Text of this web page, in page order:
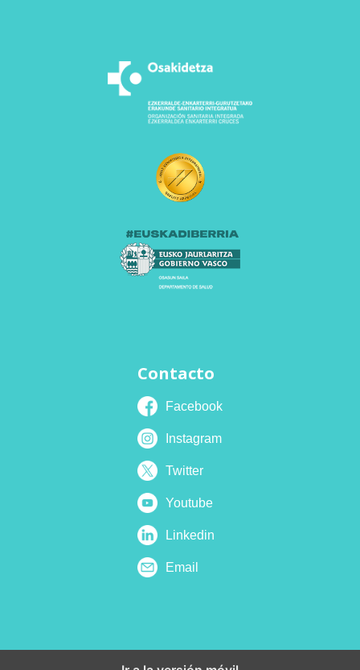
Contacto
Facebook
Instagram
Twitter
Youtube
Linkedin
Email